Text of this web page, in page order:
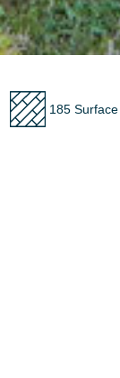
185 Surface